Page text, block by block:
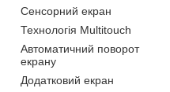
Сенсорний екран
Технологія Multitouch
Автоматичний поворот
екрану
Додатковий екран